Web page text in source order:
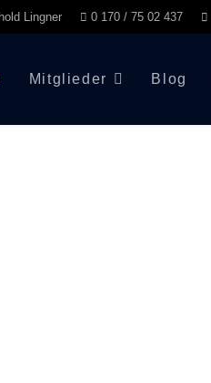
Lingner 0 170 / 75 02 437
Mitglieder Blog